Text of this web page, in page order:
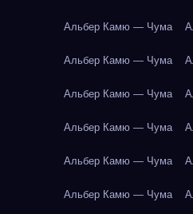
Альбер Камю — Чума
Альбер Камю — Чума
Альбер Камю — Чума
Альбер Камю — Чума
Альбер Камю — Чума
Альбер Камю — Чума